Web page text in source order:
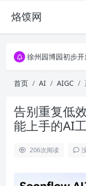
烙馍网16796个OpenClaw
徐州园博园初步开放
徐州园博园初步开放
首页 AI AIGC
告别重复低
能上手的AI
206次阅读